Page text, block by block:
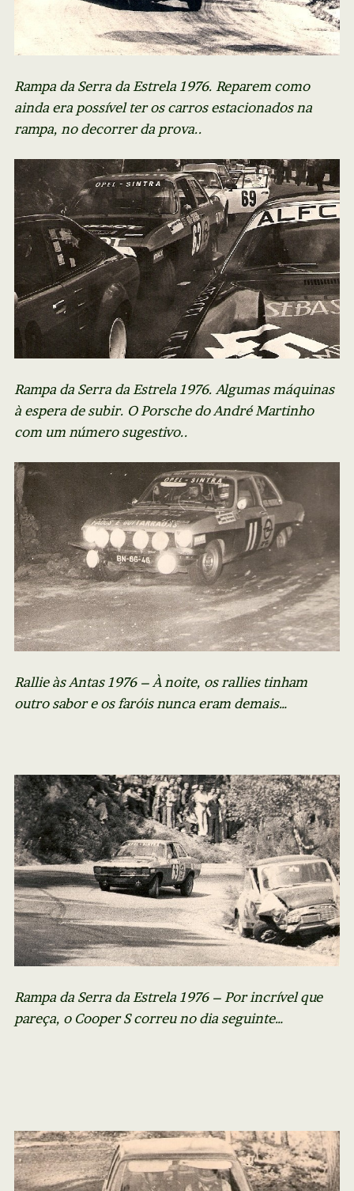
Rampa da Serra da Estrela 1976. Reparem como
ainda era possível ter os carros estacionados na
rampa, no decorrer da prova..
Rampa da Serra da Estrela 1976. Algumas máquinas
à espera de subir. O Porsche do André Martinho
com um número sugestivo..
Rallie às Antas 1976 – À noite, os rallies tinham
outro sabor e os faróis nunca eram demais…
Rampa da Serra da Estrela 1976 – Por incrível que
pareça, o Cooper S correu no dia seguinte…